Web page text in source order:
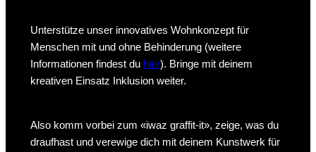
Unterstütze unser innovatives Wohnkonzept für
Menschen mit und ohne Behinderung (weitere
Informationen findest du hier). Bringe mit deinem
kreativen Einsatz Inklusion weiter.
Also komm vorbei zum «iwaz graffit-it», zeige, was du
draufhast und verewige dich mit deinem Kunstwerk für